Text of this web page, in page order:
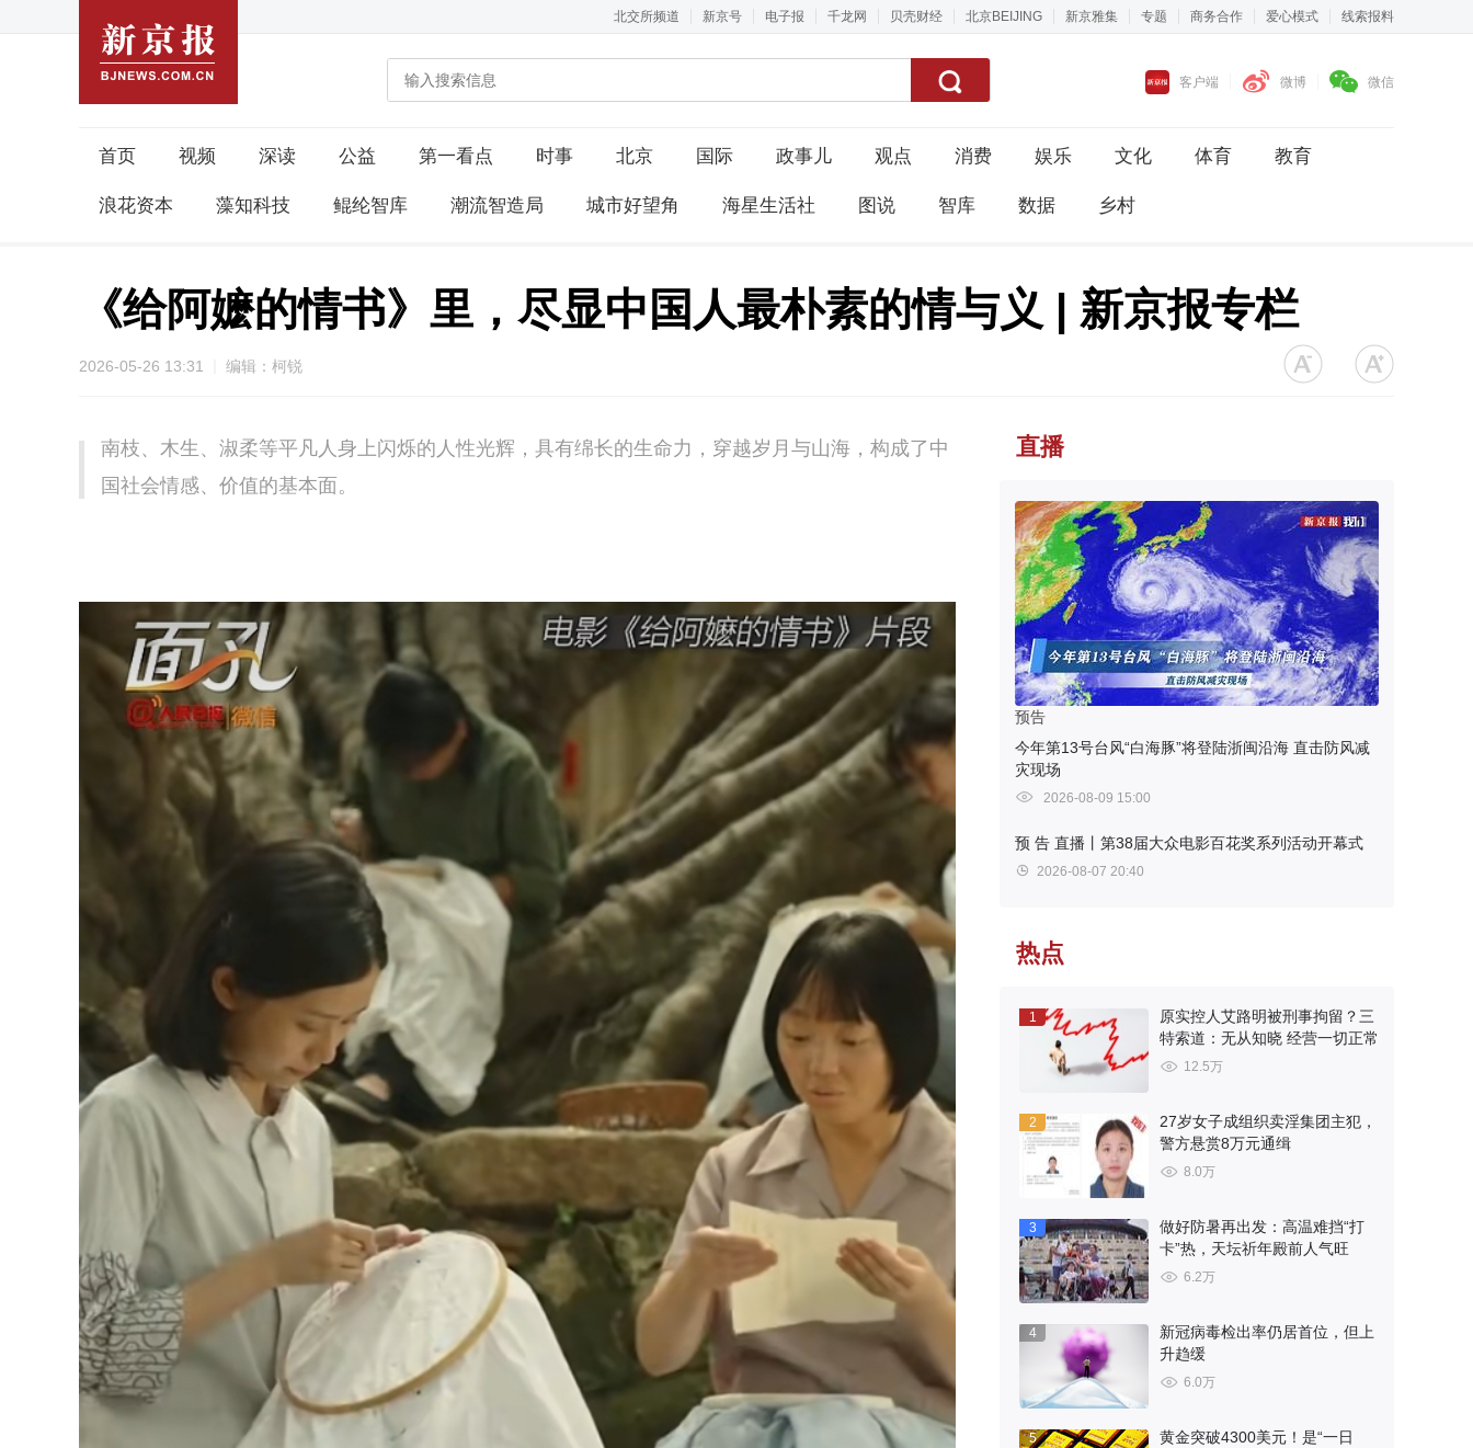
北交所频道 新京号 电子报 千龙网 贝壳财经 北京BEIJING 新京雅集 专题 商务合作 爱心模式 线索报料
客户端 微博 微信
首页 视频 深读 公益 第一看点 时事 北京 国际 政事儿 观点 消费 娱乐 文化 体育 教育
浪花资本 藻知科技 鲲纶智库 潮流智造局 城市好望角 海星生活社 图说 智库 数据 乡村
《给阿嬷的情书》里，尽显中国人最朴素的情与义 | 新京报专栏
2026-05-26 13:31 编辑：柯锐
南枝、木生、淑柔等平凡人身上闪烁的人性光辉，具有绵长的生命力，穿越岁月与山海，构成了中
国社会情感、价值的基本面。
直播
预告
今年第13号台风“白海豚”将登陆浙闽沿海 直击防风减
灾现场
2026-08-09 15:00
预 告 直播丨第38届大众电影百花奖系列活动开幕式
2026-08-07 20:40
热点
1
原实控人艾路明被刑事拘留？三
特索道：无从知晓 经营一切正常
12.5万
2
27岁女子成组织卖淫集团主犯，
警方悬赏8万元通缉
8.0万
3
做好防暑再出发：高温难挡“打
卡”热，天坛祈年殿前人气旺
6.2万
4
新冠病毒检出率仍居首位，但上
升趋缓
6.0万
5
黄金突破4300美元！是“一日